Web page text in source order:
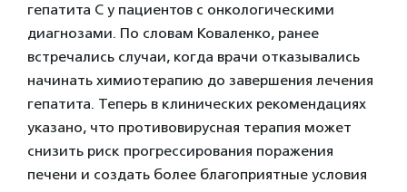
гепатита С у пациентов с онкологическими
диагнозами. По словам Коваленко, ранее
встречались случаи, когда врачи отказывались
начинать химиотерапию до завершения лечения
гепатита. Теперь в клинических рекомендациях
указано, что противовирусная терапия может
снизить риск прогрессирования поражения
печени и создать более благоприятные условия